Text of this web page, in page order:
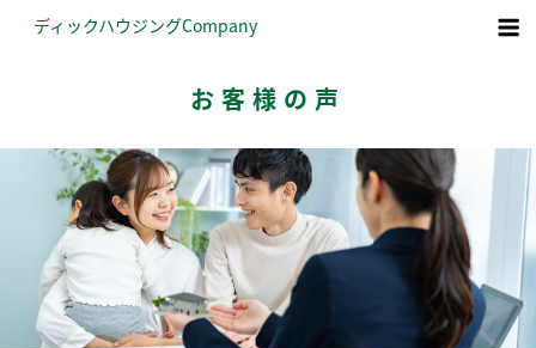
ディックハウジングCompany
お客様の声